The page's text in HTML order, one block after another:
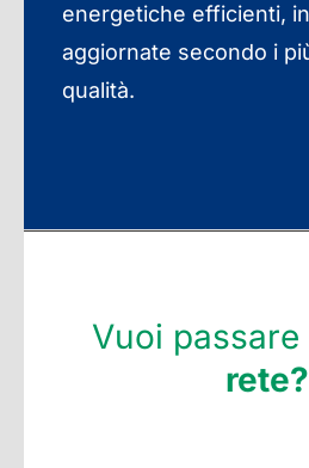
energetiche efficienti,
aggiornate secondo i
qualità.
Vuoi passare
rete?